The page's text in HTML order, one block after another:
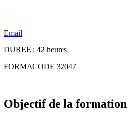
Email
DUREE : 42 heures
FORMACODE 32047
Objectif de la formation